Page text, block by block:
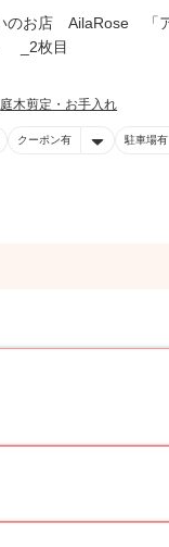
庭木剪定・お手入れ
クーポン有 駐車場有